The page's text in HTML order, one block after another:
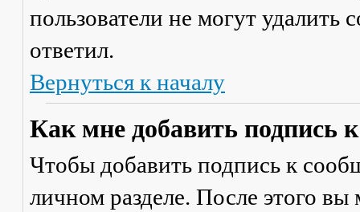
пользователи не могут удалить
ответил.
Вернуться к началу
Как мне добавить подпись
Чтобы добавить подпись к
личном разделе. После этого